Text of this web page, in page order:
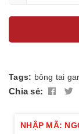
Tags: bông tai
Chia sẻ:
NHẬP MÃ: